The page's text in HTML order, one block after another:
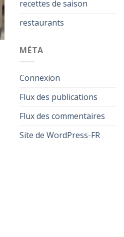
recettes de saison
restaurants
MÉTA
Connexion
Flux des publications
Flux des commentaires
Site de WordPress-FR